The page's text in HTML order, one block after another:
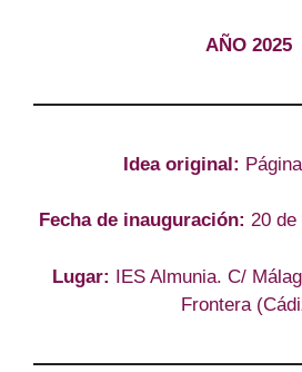
AÑO 2025
Idea original:
Fecha de inauguración: 20 de
Lugar: IES Almunia. C/
Frontera